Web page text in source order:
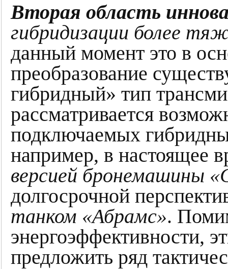
Вторая область
гибридизации более
данный момент это в
преобразование
гибридный» тип
рассматривается
подключаемых
например, в настоящее
версией бронемашины
долгосрочной
танком «Абрамс».
энергоэффективности,
предложить ряд